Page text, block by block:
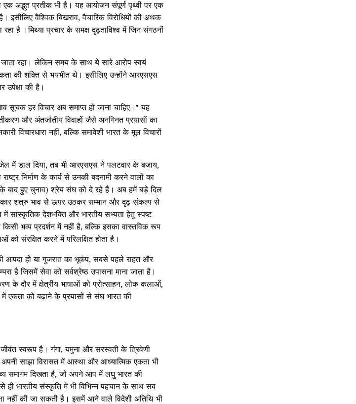
एक अद्भुत प्रतीक भी है। यह आयोजन संपूर्ण पृथ्वी पर एक
वैश्विक बिखराव, वैचारिक विरोधियों की अथक
है ।मिथ्या प्रचार के समक्ष दृढ़ताविश्व में जिन संगठनों
जाता रहा। लेकिन समय के साथ ये सारे आरोप स्वयं
की शक्ति से भयभीत थे। इसीलिए उन्होंने आरएसएस
उपेक्षा की है।
सूचक हर विचार अब समाप्त हो जाना चाहिए।” यह
और अंतर्जातीय विवाहों जैसे अनगिनत प्रयासों का
विचारधारा नहीं, बल्कि समावेशी भारत के मूल विचारों
में डाल दिया, तब भी आरएसएस ने पलटवार के बजाय,
निर्माण के कार्य से उनकी बदनामी करने वालों का
बाद हुए चुनाव) श्रेय संघ को दे रहे हैं। अब हमें बड़े दिल
शत्रु भाव से ऊपर उठकर सम्मान और दृढ़ संकल्प से
सांस्कृतिक देशभक्ति और भारतीय सभ्यता हेतु स्पष्ट
भव्य प्रदर्शन में नहीं है, बल्कि इसका वास्तविक रूप
को संरक्षित करने में परिलक्षित होता है।
की आपदा हो या गुजरात का भूकंप, सबसे पहले राहत और
है जिसमें सेवा को सर्वश्रेष्ठ उपासना माना जाता है।
के दौर में क्षेत्रीय भाषाओं को प्रोत्साहन, लोक कलाओं,
में एकता को बढ़ाने के प्रयासों से संघ भारत की
स्वरूप है। गंगा, यमुना और सरस्वती के त्रिवेणी
साझा विरासत में आस्था और आध्यात्मिक एकता भी
समागम दिखता है, जो अपने आप में लघु भारत की
ही भारतीय संस्कृति में भी विभिन्न पहचान के साथ सब
नहीं की जा सकती है। इसमें आने वाले विदेशी अतिथि भी